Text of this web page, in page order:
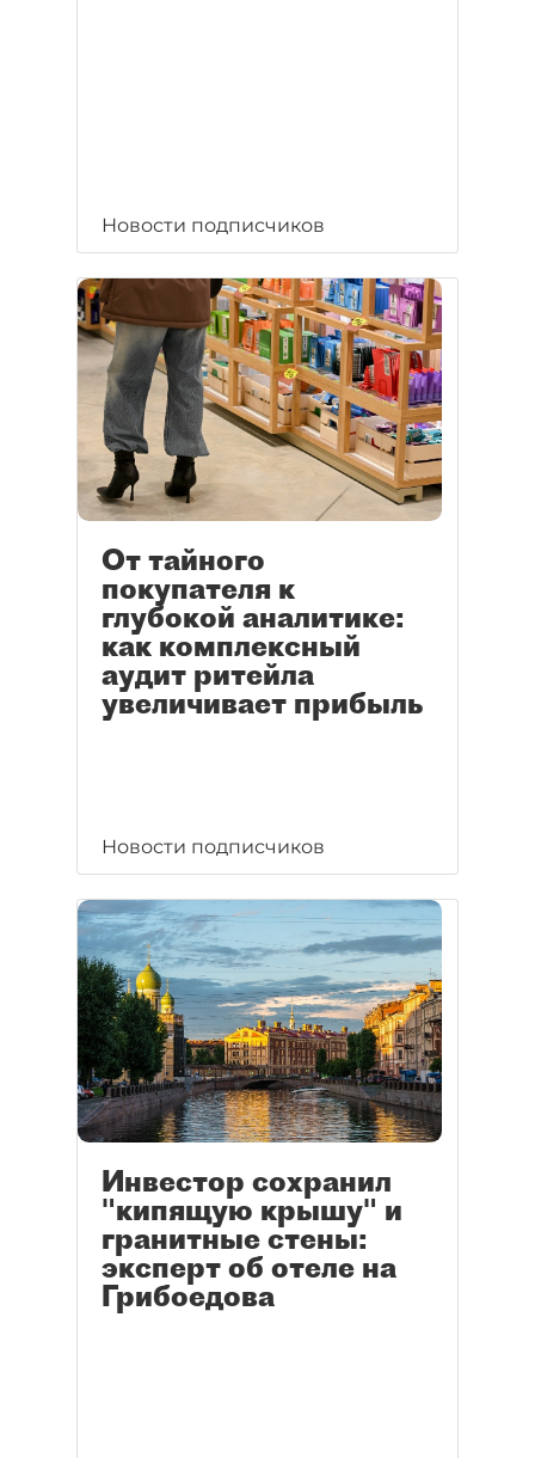
Новости подписчиков
От тайного
покупателя к
глубокой аналитике:
как комплексный
аудит ритейла
увеличивает прибыль
Новости подписчиков
Инвестор сохранил
"кипящую крышу" и
гранитные стены:
эксперт об отеле на
Грибоедова